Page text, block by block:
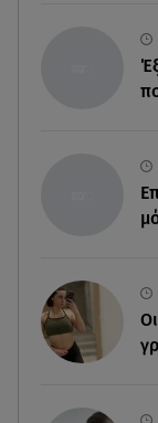
Stars
07.08.26 , 11:02
σοκάκια
Ταϊλάνδη: